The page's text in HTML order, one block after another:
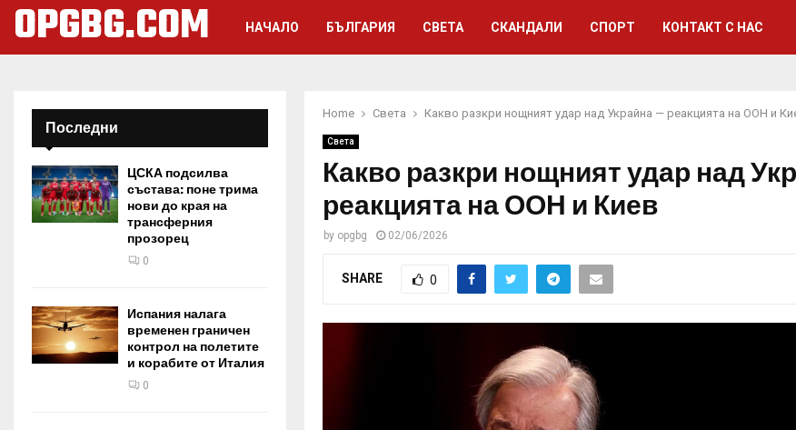
OPGBG.COM НАЧАЛО БЪЛГАРИЯ СВЕТА СКАНДАЛИ СПОРТ КОНТАКТ С НАС
Home Света Какво разкри нощният удар над Украйна — реакцията на ООН и
Света
Какво разкри нощният удар над
реакцията на ООН и Киев
by opgbg 02/06/2026
SHARE 0
Последни
ЦСКА подсилва
състава: поне трима
нови до края на
трансферния
прозорец
0
Испания налага
временен граничен
контрол на полетите
и корабите от Италия
0